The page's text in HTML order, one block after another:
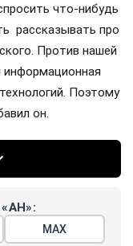
что-нибудь
рассказывать про
Против нашей
информационная
Поэтому
он.
МАХ